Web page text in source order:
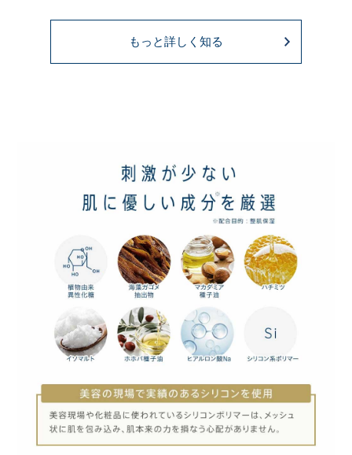
もっと詳しく知る